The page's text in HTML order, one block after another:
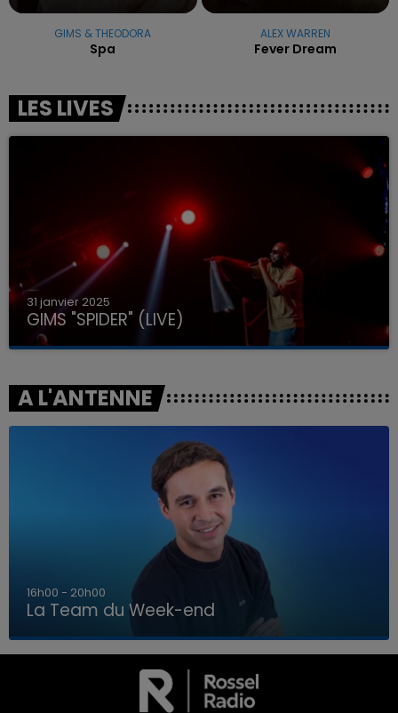
LA TEAM DU WEEK-END
GIMS & THEODORA
Spa
ALEX WARREN
Fever Dream
LES LIVES
31 janvier 2025
GIMS "SPIDER" (LIVE)
A L'ANTENNE
7h00 - 12h00
La Team du Week-end